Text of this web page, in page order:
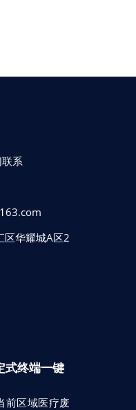
系
区华耀城A区2
式终端一键
前区域医疗废